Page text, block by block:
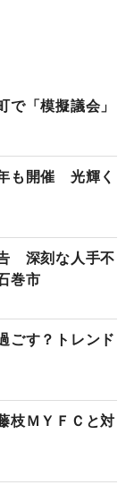
「模擬議会」
も開催 光輝く
深刻な人手不
巻市
ごす？トレンド
枝ＭＹＦＣと対